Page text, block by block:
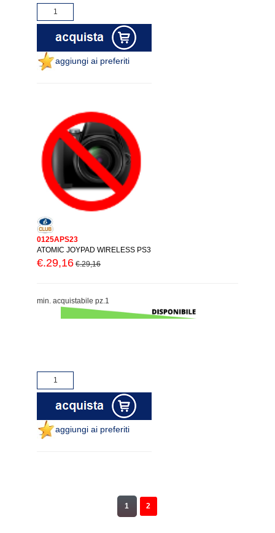
aggiungi ai preferiti
0125APS23
ATOMIC JOYPAD WIRELESS PS3
€.29,16 €.29,16
min. acquistabile pz.1
aggiungi ai preferiti
1 2